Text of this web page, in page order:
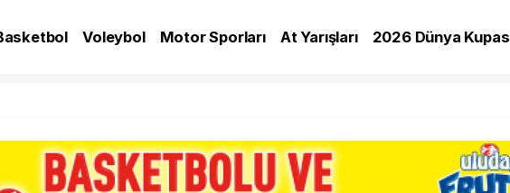
Voleybol Motor Sporları At Yarışları
2026 Dünya